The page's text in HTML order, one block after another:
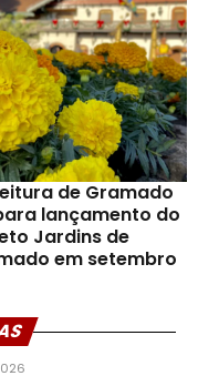
de Gramado
lançamento do
Jardins de
em setembro